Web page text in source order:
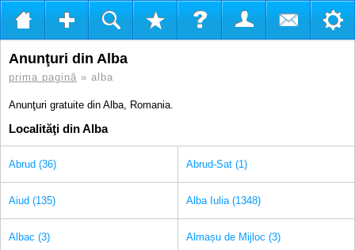
Anunţuri din Alba
prima pagină » alba
Anunţuri gratuite din Alba, Romania.
Localităţi din Alba
Abrud (36) Abrud-Sat (1)
Aiud (135) Alba Iulia (1348)
Albac (3) Almașu de Mijloc (3)